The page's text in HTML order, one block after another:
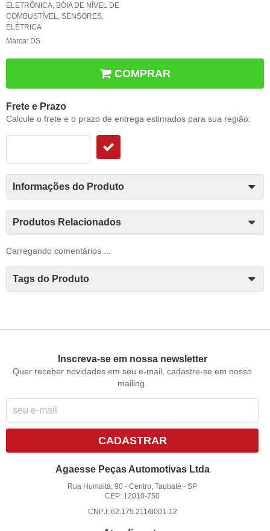
ELETRÔNICA, BÓIA DE NÍVEL DE
COMBUSTÍVEL, SENSORES,
ELÉTRICA
Marca: DS
COMPRAR
Frete e Prazo
Calcule o frete e o prazo de entrega estimados para sua região:
Informações do Produto
Produtos Relacionados
Carregando comentários ...
Tags do Produto
Inscreva-se em nossa newsletter
Quer receber novidades em seu e-mail, cadastre-se em nosso
mailing.
CADASTRAR
Agaesse Peças Automotivas Ltda
Rua Humaitá, 90 -Centro, Taubaté -SP
CEP: 12010-750
CNPJ: 62.175.211/0001-12